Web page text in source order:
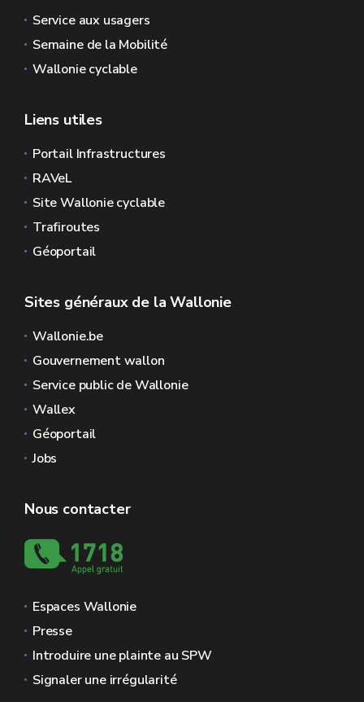
Service aux usagers
Semaine de la Mobilité
Wallonie cyclable
Liens utiles
Portail Infrastructures
RAVeL
Site Wallonie cyclable
Trafiroutes
Géoportail
Sites généraux de la Wallonie
Wallonie.be
Gouvernement wallon
Service public de Wallonie
Wallex
Géoportail
Jobs
Nous contacter
Espaces Wallonie
Presse
Introduire une plainte au SPW
Signaler une irrégularité